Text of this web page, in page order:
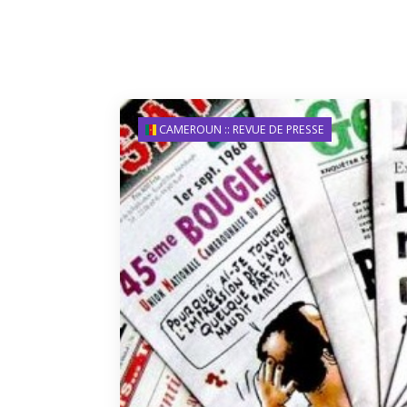
CAMEROUN :: REVUE DE PRESSE